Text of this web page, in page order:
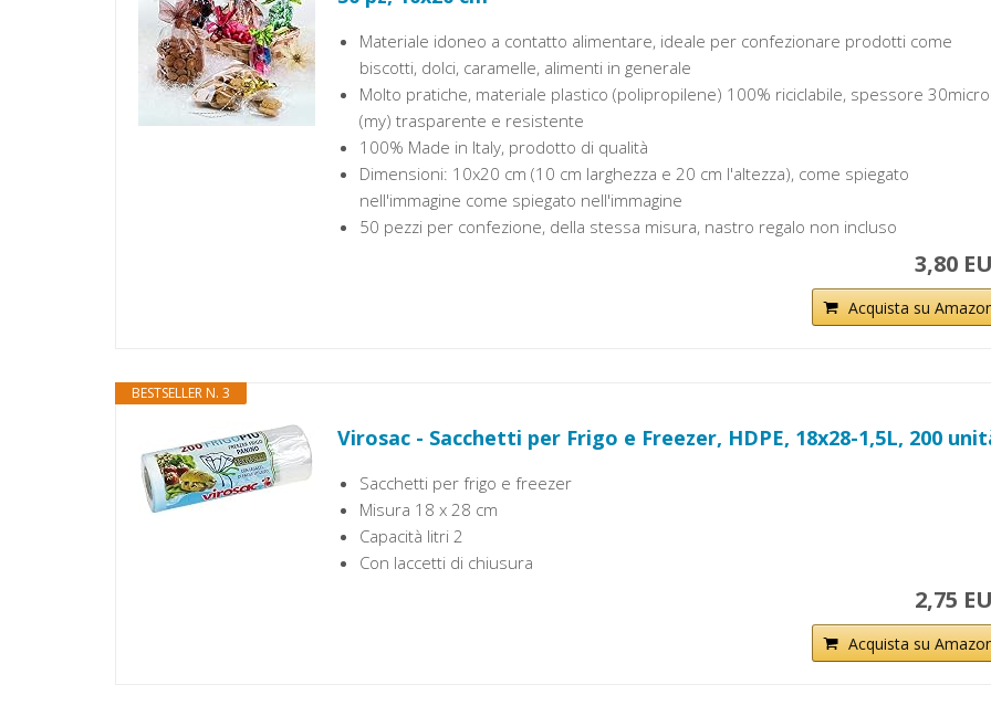
Materiale idoneo a contatto alimentare, ideale per confezionare prodotti come
biscotti, dolci, caramelle, alimenti in generale
Molto pratiche, materiale plastico (polipropilene) 100% riciclabile, spessore
(my) trasparente e resistente
100% Made in Italy, prodotto di qualità
Dimensioni: 10x20 cm (10 cm larghezza e 20 cm l'altezza), come spiegato
nell'immagine come spiegato nell'immagine
50 pezzi per confezione, della stessa misura, nastro regalo non incluso
3,80
Acquista su
BESTSELLER N. 3
Virosac - Sacchetti per Frigo e Freezer, HDPE, 18x28-1,5L, 200
Sacchetti per frigo e freezer
Misura 18 x 28 cm
Capacità litri 2
Con laccetti di chiusura
2,75
Acquista su